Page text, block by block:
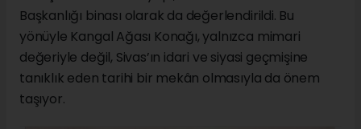
Başkanlığı binası olarak da değerlendirildi. Bu
yönüyle Kangal Ağası Konağı, yalnızca mimari
değeriyle değil, Sivas’ın idari ve siyasi geçmişine
tanıklık eden tarihi bir mekân olmasıyla da önem
taşıyor.